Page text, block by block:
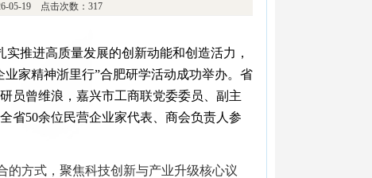
05-19 点击次数：317
推进高质量发展的创新动能和创造活力，
家精神浙里行”合肥研学活动成功举办。省
员曾维浪，嘉兴市工商联党委委员、副主
省50余位民营企业家代表、商会负责人参
的方式，聚焦科技创新与产业升级核心议